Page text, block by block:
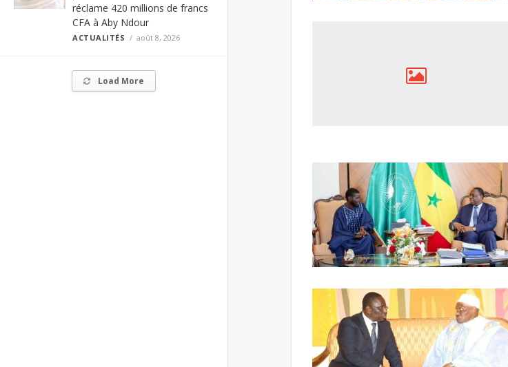
réclame 420 millions de francs
CFA à Aby Ndour
ACTUALITÉS août 8, 2026
Load More